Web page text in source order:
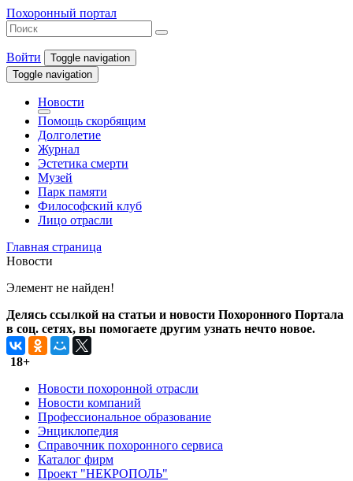
Похоронный портал
Войти
Toggle navigation
Toggle navigation
Новости
Помощь скорбящим
Долголетие
Журнал
Эстетика смерти
Музей
Парк памяти
Философский клуб
Лицо отрасли
Главная страница
Новости
Элемент не найден!
Делясь ссылкой на статьи и новости Похоронного Портала
в соц. сетях, вы помогаете другим узнать нечто новое.
18+
Новости похоронной отрасли
Новости компаний
Профессиональное образование
Энциклопедия
Справочник похоронного сервиса
Каталог фирм
Проект "НЕКРОПОЛЬ"